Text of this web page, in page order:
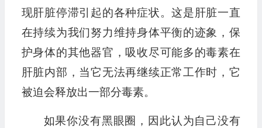
现肝脏停滞引起的各种症状。这是肝脏一直
在持续为我们努力维持身体平衡的迹象，保
护身体的其他器官，吸收尽可能多的毒素在
肝脏内部，当它无法再继续正常工作时，它
被迫会释放出一部分毒素。
如果你没有黑眼圈，因此认为自己没有